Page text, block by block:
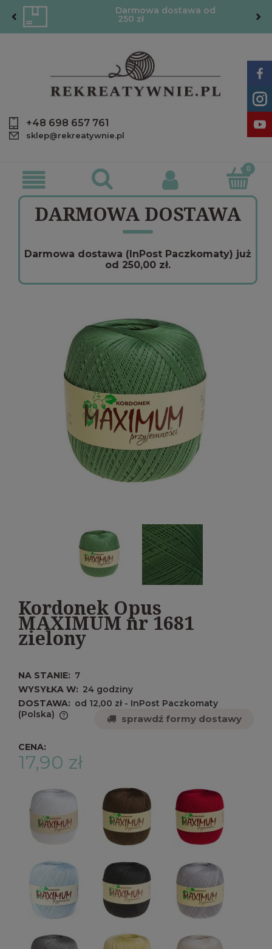
Darmowa dostawa od
250 zł
+48 698 657 761
sklep@rekreatywnie.pl
DARMOWA DOSTAWA
Darmowa dostawa (InPost Paczkomaty) już
od 250,00 zł.
Kordonek Opus
MAXIMUM nr 1681
zielony
NA STANIE: 7
WYSYŁKA W: 24 godziny
DOSTAWA: od 12,00 zł - InPost Paczkomaty
(Polska)
Cena nie zawiera ewentualnych kosztów
sprawdź formy dostawy
CENA:
17,90 zł